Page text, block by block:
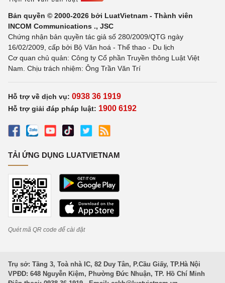
Bản quyền © 2000-2026 bởi LuatVietnam - Thành viên
INCOM Communications ., JSC
Chứng nhận bản quyền tác giả số 280/2009/QTG ngày
16/02/2009, cấp bởi Bộ Văn hoá - Thể thao - Du lịch
Cơ quan chủ quản: Công ty Cổ phần Truyền thông Luật Việt
Nam. Chịu trách nhiệm: Ông Trần Văn Trí
Hỗ trợ về dịch vụ: 0938 36 1919
Hỗ trợ giải đáp pháp luật: 1900 6192
TẢI ỨNG DỤNG LUATVIETNAM
Quét mã QR code để cài đặt
Trụ sở: Tầng 3, Toà nhà IC, 82 Duy Tân, P.Cầu Giấy, TP.Hà Nội
VPĐD: 648 Nguyễn Kiệm, Phường Đức Nhuận, TP. Hồ Chí Minh